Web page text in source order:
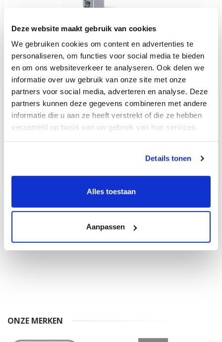
Deze website maakt gebruik van cookies
We gebruiken cookies om content en advertenties te
personaliseren, om functies voor social media te bieden
en om ons websiteverkeer te analyseren. Ook delen we
informatie over uw gebruik van onze site met onze
partners voor social media, adverteren en analyse. Deze
partners kunnen deze gegevens combineren met andere
informatie die u aan ze heeft verstrekt of die ze hebben
verzameld op basis van uw gebruik van hun services.
Details tonen
Alles toestaan
Aanpassen
DOM ENiQ Guard Slimline
€ 629,00
€ 759,00
ONZE MERKEN